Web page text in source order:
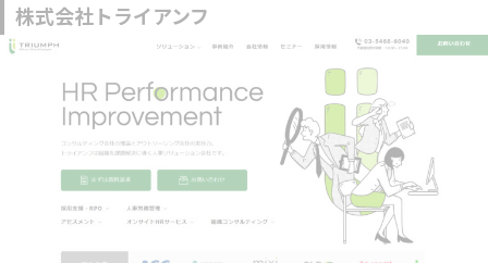
株式会社トライアンフ